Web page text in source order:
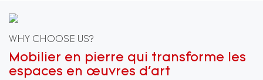
WHY CHOOSE US?
Mobilier en pierre qui transforme les
espaces en œuvres d'art